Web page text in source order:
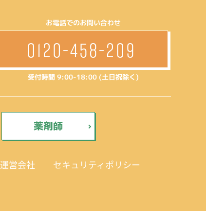
お電話でのお問い合わせ
0120-458-209
受付時間 9:00-18:00 (土日祝除く)
薬剤師
運営会社 セキュリティポリシー